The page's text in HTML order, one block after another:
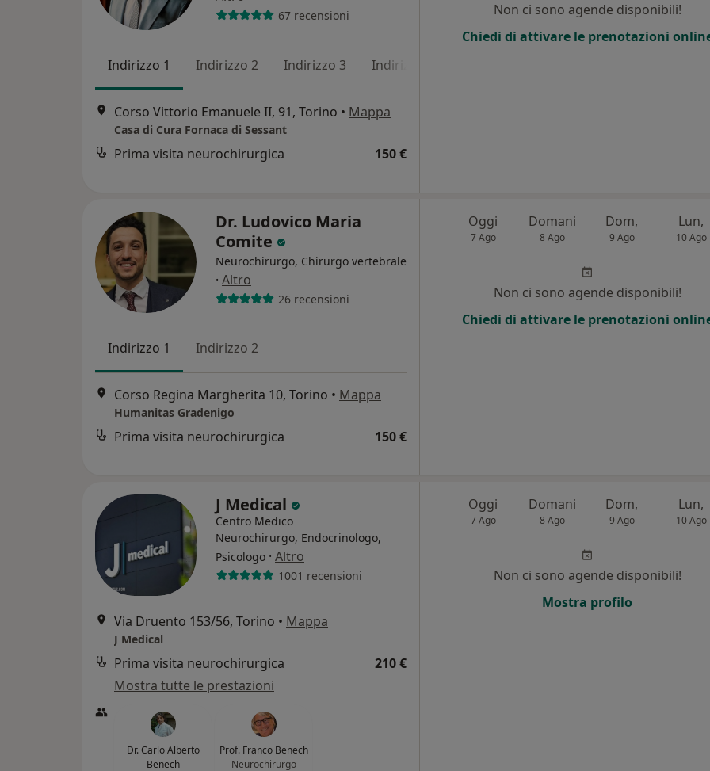
67 recensioni
Indirizzo 1 Indirizzo 2 Indirizzo 3 Indirizzo 4
Corso Vittorio Emanuele II, 91, Torino • Mappa
Casa di Cura Fornaca di Sessant
Prima visita neurochirurgica 150 €
Non ci sono agende disponibili!
Chiedi di attivare le prenotazioni
Dr. Ludovico Maria
Comite
Neurochirurgo, Chirurgo vertebrale
· Altro
26 recensioni
Indirizzo 1 Indirizzo 2
Corso Regina Margherita 10, Torino • Mappa
Humanitas Gradenigo
Prima visita neurochirurgica 150 €
Oggi
7 Ago
Domani
8 Ago
Dom,
9 Ago
Lun,
10 Ago
Non ci sono agende disponibili!
Chiedi di attivare le prenotazioni
J Medical
Centro Medico
Neurochirurgo, Endocrinologo,
Psicologo · Altro
1001 recensioni
Via Druento 153/56, Torino • Mappa
J Medical
Prima visita neurochirurgica
210 €
Mostra tutte le prestazioni
Dr. Carlo Alberto
Benech
Prof. Franco Benech
Neurochirurgo
Oggi
7 Ago
Domani
8 Ago
Dom,
9 Ago
Lun,
10 Ago
Non ci sono agende disponibili!
Mostra profilo